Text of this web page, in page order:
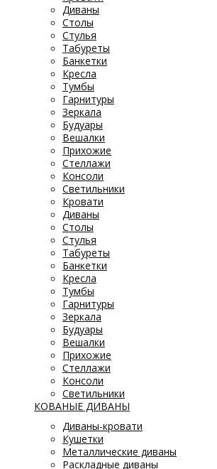
Диваны
Столы
Стулья
Табуреты
Банкетки
Кресла
Тумбы
Гарнитуры
Зеркала
Будуары
Вешалки
Прихожие
Стеллажи
Консоли
Светильники
Кровати
Диваны
Столы
Стулья
Табуреты
Банкетки
Кресла
Тумбы
Гарнитуры
Зеркала
Будуары
Вешалки
Прихожие
Стеллажи
Консоли
Светильники
КОВАНЫЕ ДИВАНЫ
Диваны-кровати
Кушетки
Металлические диваны
Раскладные диваны